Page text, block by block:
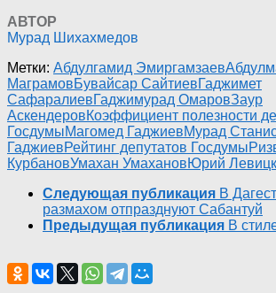
АВТОР
Мурад Шихахмедов
Метки: Абдулгамид Эмиргамзаев
МаграмовБувайсар СайтиевГаджимет
СафаралиевГаджимурад ОмаровЗаур
АскендеровКоэффициент полезности
ГосдумыМагомед ГаджиевМурад
ГаджиевРейтинг депутатов Госдумы
КурбановУмахан УмахановЮрий
Следующая публикация В
размахом отпразднуют Сабантуй
Предыдущая публикация В